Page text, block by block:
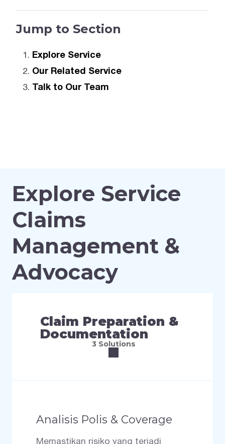
Jump to Section
Explore Service
Our Related Service
Talk to Our Team
Explore Service
Claims
Management &
Advocacy
Claim Preparation &
Documentation
3 Solutions
Analisis Polis & Coverage
Memastikan risiko yang terjadi